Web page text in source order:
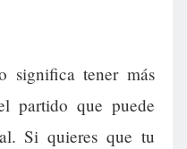
significa tener más
partido que puede
Si quieres que tu